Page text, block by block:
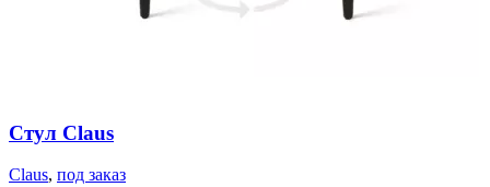
Стул Claus
Claus, под заказ